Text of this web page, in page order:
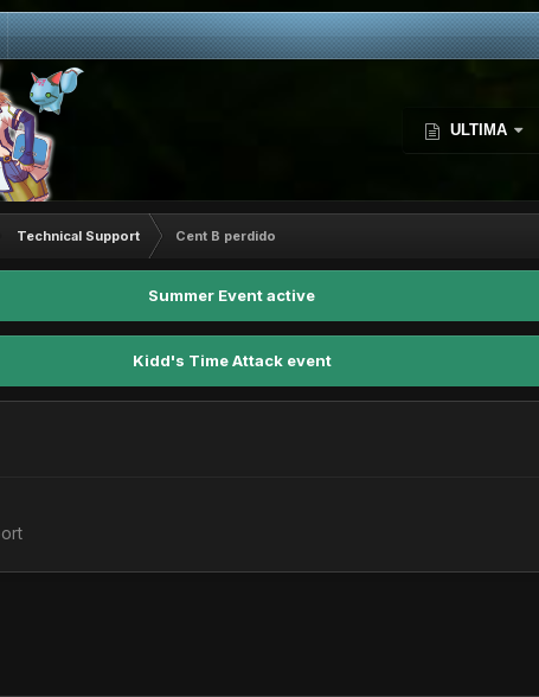
ULTIMA
Technical Support Cent B perdido
Summer Event active
Kidd's Time Attack event